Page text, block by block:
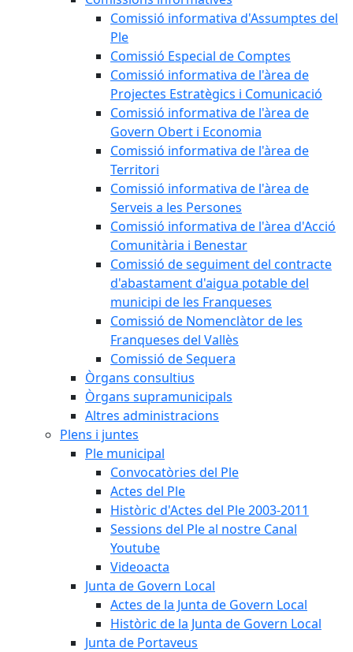
Comissió informativa d'Assumptes del
Ple
Comissió Especial de Comptes
Comissió informativa de l'àrea de
Projectes Estratègics i Comunicació
Comissió informativa de l'àrea de
Govern Obert i Economia
Comissió informativa de l'àrea de
Territori
Comissió informativa de l'àrea de
Serveis a les Persones
Comissió informativa de l'àrea d'Acció
Comunitària i Benestar
Comissió de seguiment del contracte
d'abastament d'aigua potable del
municipi de les Franqueses
Comissió de Nomenclàtor de les
Franqueses del Vallès
Comissió de Sequera
Òrgans consultius
Òrgans supramunicipals
Altres administracions
Plens i juntes
Ple municipal
Convocatòries del Ple
Actes del Ple
Històric d'Actes del Ple 2003-2011
Sessions del Ple al nostre Canal
Youtube
Videoacta
Junta de Govern Local
Actes de la Junta de Govern Local
Històric de la Junta de Govern Local
Junta de Portaveus